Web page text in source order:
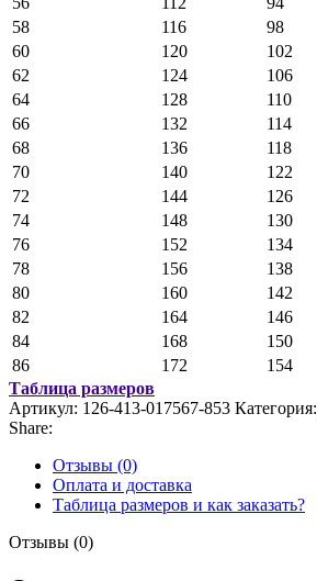
58
116 98
60
120 102
62
124 106
64
128 110
66
132 114
68
136 118
70
140 122
72
144 126
74
148 130
76
152 134
78
156 138
80
160 142
82
164 146
84
168 150
86
172 154
Таблица размеров
Артикул: 126-413-017567-853 Категория:
Share:
Отзывы (0)
Оплата и доставка
Таблица размеров и как заказать?
Отзывы (0)